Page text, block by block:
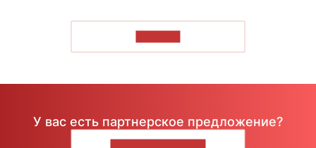
У вас есть партнерское предложение?